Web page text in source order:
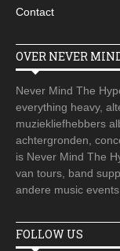
Contact
OVER NEVER
Never Mind The
everything heavy,
muziekliefhebbers
achtergronden,
is Never Mind The
van tours, band
andere music
FOLLOW US